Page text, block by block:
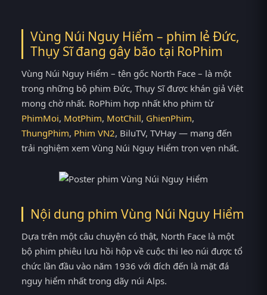
Vùng Núi Nguy Hiểm – phim lẻ Đức,
Thụy Sĩ đang gây bão tại RoPhim
Vùng Núi Nguy Hiểm – tên gốc North Face – là một
trong những bộ phim Đức, Thụy Sĩ được khán giả Việt
mong chờ nhất. RoPhim hợp nhất kho phim từ
PhimMoi, MotPhim, MotChill, GhienPhim,
ThungPhim, Phim VN2, BiluTV, TVHay — mang đến
trải nghiệm xem Vùng Núi Nguy Hiểm trọn vẹn nhất.
Nội dung phim Vùng Núi Nguy Hiểm
Dựa trên một câu chuyện có thật, North Face là một
bộ phim phiêu lưu hồi hộp về cuộc thi leo núi được tổ
chức lần đầu vào năm 1936 với đích đến là mặt đá
nguy hiểm nhất trong dãy núi Alps.